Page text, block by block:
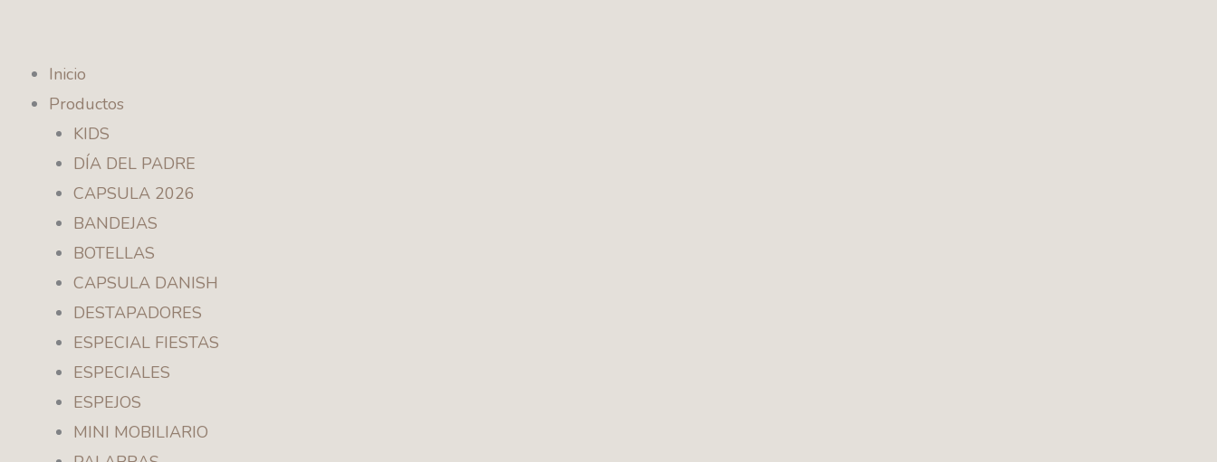
contenido
Inicio
Productos
KIDS
DÍA DEL PADRE
CAPSULA 2026
BANDEJAS
BOTELLAS
CAPSULA DANISH
DESTAPADORES
ESPECIAL FIESTAS
ESPECIALES
ESPEJOS
MINI MOBILIARIO